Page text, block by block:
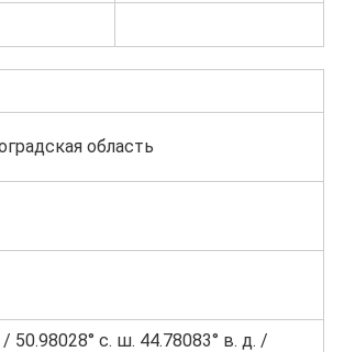
область
/ 50.98028° с. ш. 44.78083° в. д. /